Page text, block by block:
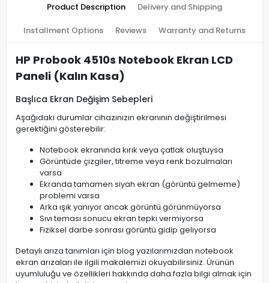
Product Description Delivery and Shipping
Installment Options Reviews Warranty and Returns
HP Probook 4510s Notebook Ekran LCD
Paneli (Kalın Kasa)
Başlıca Ekran Değişim Sebepleri
Aşağıdaki durumlar cihazınızın ekranının değiştirilmesi
gerektiğini gösterebilir:
Notebook ekranında kırık veya çatlak oluştuysa
Görüntüde çizgiler, titreme veya renk bozulmaları
varsa
Ekranda tamamen siyah ekran (görüntü gelmeme)
problemi varsa
Arka ışık yanıyor ancak görüntü görünmüyorsa
Sıvı teması sonucu ekran tepki vermiyorsa
Fiziksel darbe sonrası görüntü gidip geliyorsa
Detaylı arıza tanımları için blog yazılarımızdan notebook
ekran arızaları ile ilgili makalemizi okuyabilirsiniz. Ürünün
uyumluluğu ve özellikleri hakkında daha fazla bilgi almak için